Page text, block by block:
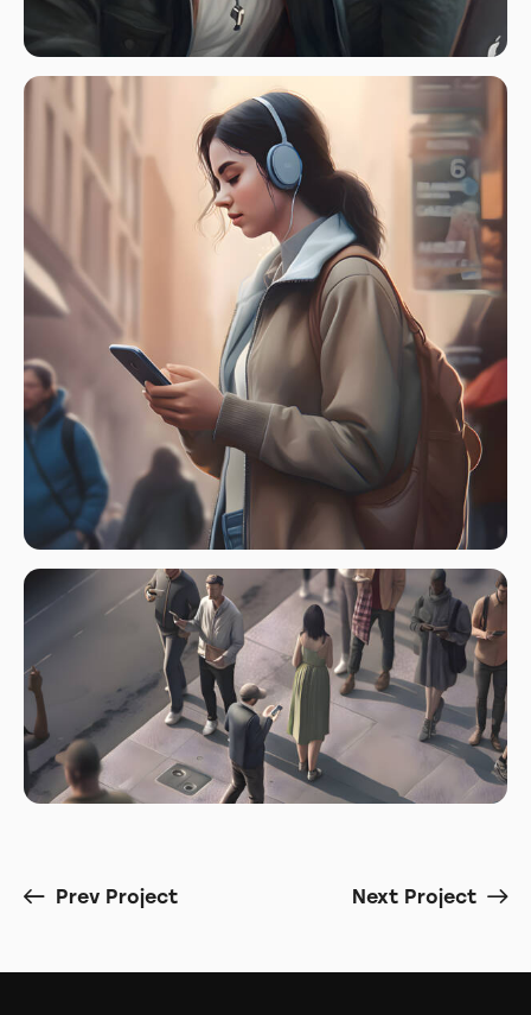
Prev Project Next Project